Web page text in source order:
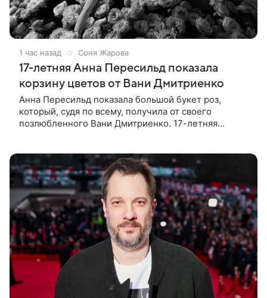
1 час назад Соня Жарова
17-летняя Анна Пересильд показала
корзину цветов от Вани Дмитриенко
Анна Пересильд показала большой букет роз,
который, судя по всему, получилa от своего
позлюбленного Вани Дмитриенко. 17-летняя